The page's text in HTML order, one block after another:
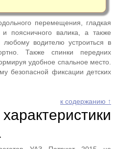
перемещения, гладкая
и поясничного валика, а также
водителю устроиться в
Также спинки передних
удобное спальное место.
безопасной фиксации детских
к содержанию ↑